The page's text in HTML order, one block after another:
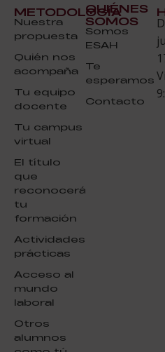
METODOLOGÍA
Nuestra
propuesta
Quién nos
acompaña
Tu equipo
docente
Tu campus
virtual
El título
que
reconocerá
tu
formación
Actividades
prácticas
Acceso al
mundo
laboral
Otros
alumnos
QUIÉNES
SOMOS
Somos
ESAH
Te
esperamos
Contacto